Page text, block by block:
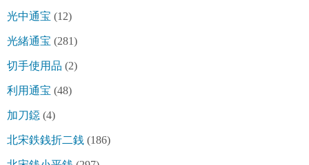
光中通宝 (12)
光緒通宝 (281)
切手使用品 (2)
利用通宝 (48)
加刀鐚 (4)
北宋鉄銭折二銭 (186)